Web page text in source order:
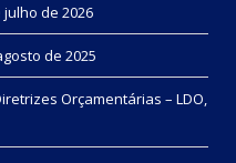
julho de 2026
de 2025
Orçamentárias – LDO,